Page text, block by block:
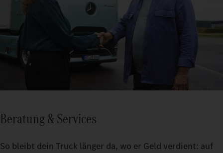
Beratung & Services
So bleibt dein Truck länger da, wo er Geld verdient: auf